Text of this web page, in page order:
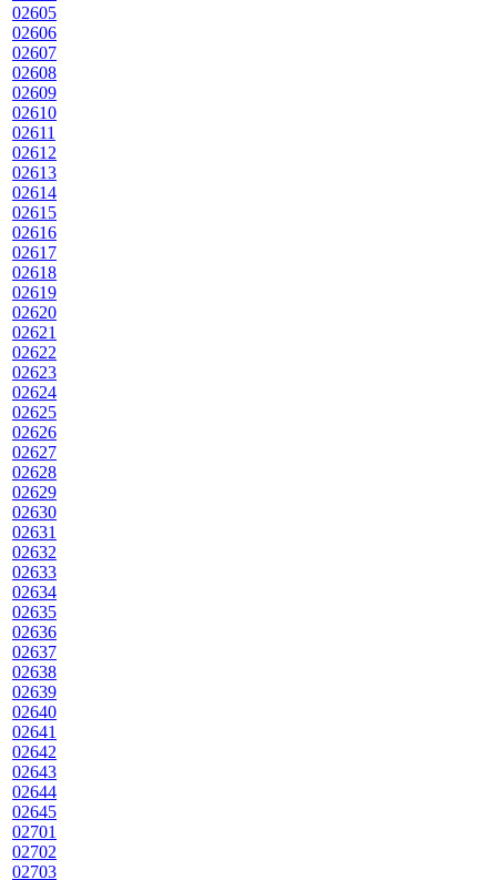
02605
02606
02607
02608
02609
02610
02611
02612
02613
02614
02615
02616
02617
02618
02619
02620
02621
02622
02623
02624
02625
02626
02627
02628
02629
02630
02631
02632
02633
02634
02635
02636
02637
02638
02639
02640
02641
02642
02643
02644
02645
02701
02702
02703